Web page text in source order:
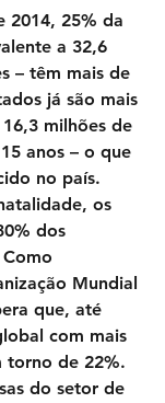
2014, 25% da
a 32,6
– têm mais de
já são mais
milhões de
anos – o que
no país.
os
dos
Mundial
que, até
com mais
torno de 22%.
do setor de